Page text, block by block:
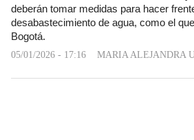
deberán tomar medidas para hacer
desabastecimiento de agua, como el
Bogotá.
05/01/2026 - 17:16 MARIA ALEJANDRA